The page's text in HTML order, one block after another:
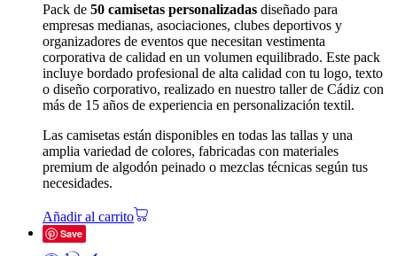
Pack de 50 camisetas personalizadas diseñado para
empresas medianas, asociaciones, clubes deportivos y
organizadores de eventos que necesitan vestimenta
corporativa de calidad en un volumen equilibrado. Este pack
incluye bordado profesional de alta calidad con tu logo, texto
o diseño corporativo, realizado en nuestro taller de Cádiz con
más de 15 años de experiencia en personalización textil.
Las camisetas están disponibles en todas las tallas y una
amplia variedad de colores, fabricadas con materiales
premium de algodón peinado o mezclas técnicas según tus
necesidades.
Añadir al carrito
Save